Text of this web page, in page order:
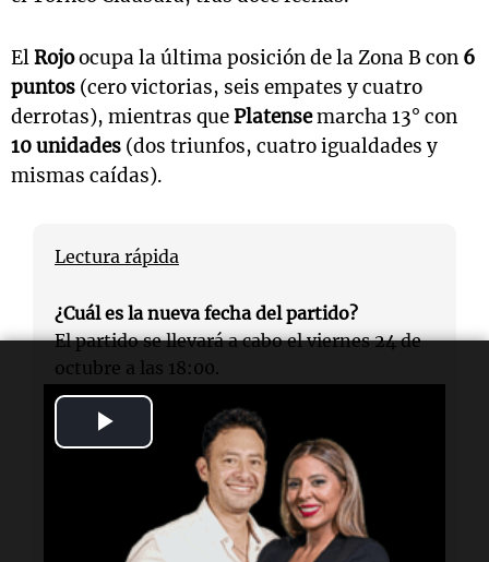
Video
ElRojoocupa la última posición de la Zona B con 6
puntos (cero victorias, seis empates y cuatro
derrotas), mientras quePlatensemarcha 13° con
10 unidades (dos triunfos, cuatro igualdades y
mismas caídas).
Lectura rápida
¿Cuál es la nueva fecha del partido?
El partido se llevará a cabo el viernes 24 de
octubre a las 18:00.
¿Por qué se suspendió el encuentro?
El encuentro fue suspendido debido a
graves incidentes ocurridos entre
yUniversidad de Chile